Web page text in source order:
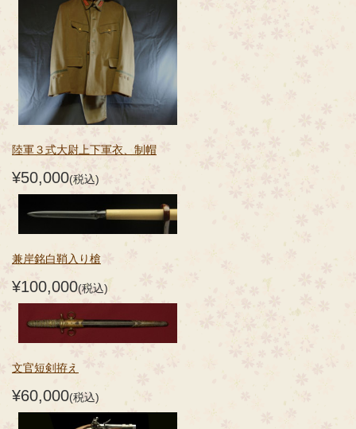
陸軍３式大尉上下軍衣、制帽
¥50,000(税込)
兼岸銘白鞘入り槍
¥100,000(税込)
文官短剣拵え
¥60,000(税込)